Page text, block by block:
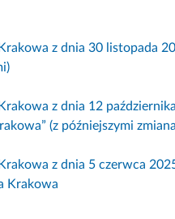
z dnia 30 listopada
z dnia 12
(z późniejszymi
z dnia 5 czerwca
Krakowa